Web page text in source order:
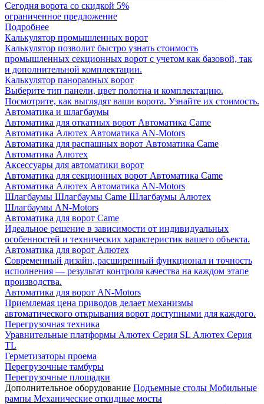
Сегодня ворота со скидкой 5%
ограниченное предложение
Подробнее
Калькулятор промышленных ворот
Калькулятор позволит быстро узнать стоимость
промышленных секционных ворот с учетом как базовой, так
и дополнительной комплектации.
Калькулятор панорамных ворот
Выберите тип панели, цвет полотна и комплектацию.
Посмотрите, как выглядят ваши ворота. Узнайте их стоимость.
Автоматика и шлагбаумы
Автоматика для откатных ворот Автоматика Came
Автоматика Алютех Автоматика AN-Motors
Автоматика для распашных ворот Автоматика Came
Автоматика Алютех
Аксессуары для автоматики ворот
Автоматика для секционных ворот Автоматика Came
Автоматика Алютех Автоматика AN-Motors
Шлагбаумы Шлагбаумы Came Шлагбаумы Алютех
Шлагбаумы AN-Motors
Автоматика для ворот Came
Идеальное решение в зависимости от индивидуальных
особенностей и технических характеристик вашего объекта.
Автоматика для ворот Алютех
Современный дизайн, расширенный функционал и точность
исполнения — результат контроля качества на каждом этапе
производства.
Автоматика для ворот AN-Motors
Приемлемая цена приводов делает механизмы
автоматического открывания ворот доступными для каждого.
Перегрузочная техника
Уравнительные платформы Алютех Серия SL Алютех Серия
TL
Герметизаторы проема
Перегрузочные тамбуры
Перегрузочные площадки
Дополнительное оборудование Подъемные столы Мобильные
рампы Механические откидные мосты